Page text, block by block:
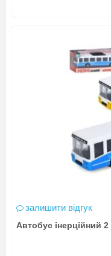
залишити відгук
Автобус інерційний